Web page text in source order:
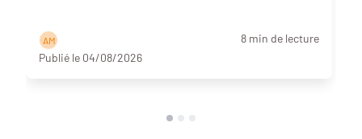
A M
8 min de lecture
Publié le 04/08/2026